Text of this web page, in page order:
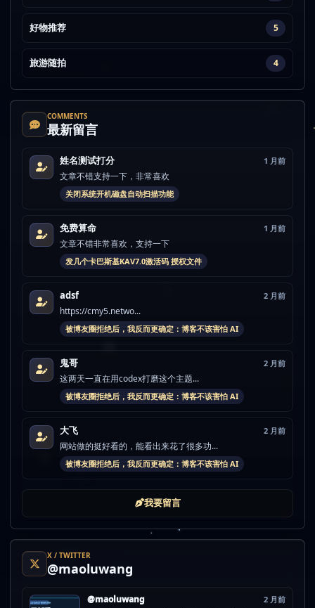
好物推荐 5
旅游随拍 4
COMMENTS
最新留言
姓名测试打分 1 月前
文章不错支持一下，非常喜欢
关闭系统开机磁盘自动扫描功能
免费算命 1 月前
文章不错非常喜欢，支持一下
发几个卡巴斯基KAV7.0激活码 授权文件
adsf 2 月前
https://cmy5.netwo...
被博友圈拒绝后，我反而更确定：博客不该害怕 AI
鬼哥 2 月前
这两天一直在用codex打磨这个主题...
被博友圈拒绝后，我反而更确定：博客不该害怕 AI
大飞 2 月前
网站做的挺好看的，能看出来花了很多功...
被博友圈拒绝后，我反而更确定：博客不该害怕 AI
我要留言
X / TWITTER
@maoluwang
@maoluwang 2 月前